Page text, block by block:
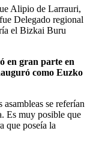
Alipio de Larrauri,
Delegado regional
el Bizkai Buru
en gran parte en
como Euzko
se referían
Es muy posible que
que poseía la